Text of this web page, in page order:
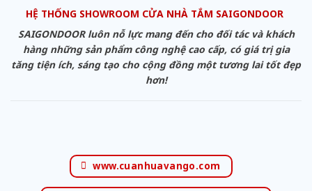
HỆ THỐNG SHOWROOM CỬA NHÀ TẮM SAIGONDOOR
SAIGONDOOR luôn nỗ lực mang đến cho đối tác và khách
hàng những sản phẩm công nghệ cao cấp, có giá trị gia
tăng tiện ích, sáng tạo cho cộng đồng một tương lai tốt đẹp
hơn!
www.cuanhuavango.com